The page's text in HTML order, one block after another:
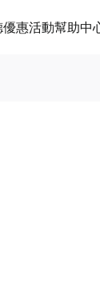
優惠活動幫助中